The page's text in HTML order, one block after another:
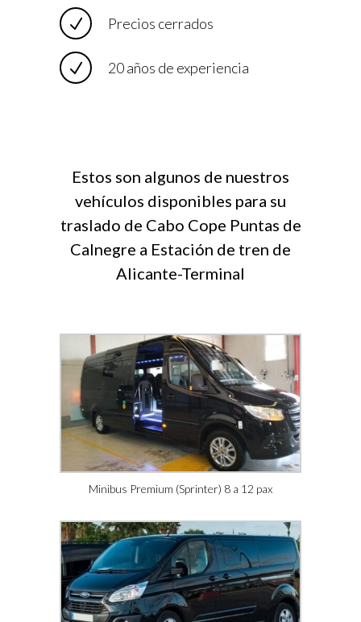
Precios cerrados
20 años de experiencia
Estos son algunos de nuestros
vehículos disponibles para su
traslado de Cabo Cope Puntas de
Calnegre a Estación de tren de
Alicante-Terminal
Minibus Premium (Sprinter) 8 a 12 pax